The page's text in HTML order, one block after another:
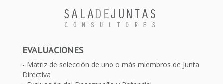
EVALUACIONES
Matriz de selección de uno o más miembros de Junta
Directiva